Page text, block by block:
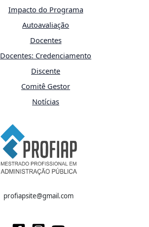
Impacto do Programa
Autoavaliação
Docentes
Docentes: Credenciamento
Discente
Comitê Gestor
Notícias
profiapsite@gmail.com